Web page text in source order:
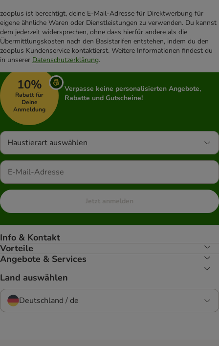
zooplus ist berechtigt, deine E-Mail-Adresse für Direktwerbung für
eigene ähnliche Waren oder Dienstleistungen zu verwenden. Du kannst
dem jederzeit widersprechen, ohne dass hierfür andere als die
Übermittlungskosten nach den Basistarifen entstehen, indem du den
zooplus Kundenservice kontaktierst. Weitere Informationen findest du
in unserer Datenschutzerklärung.
10%
Rabatt für
Deine
Anmeldung
Verpasse keine personalisierten Angebote,
Rabatte und Gutscheine!
Haustierart auswählen
Jetzt anmelden
Info & Kontakt
Vorteile
Angebote & Services
Land auswählen
Deutschland / de